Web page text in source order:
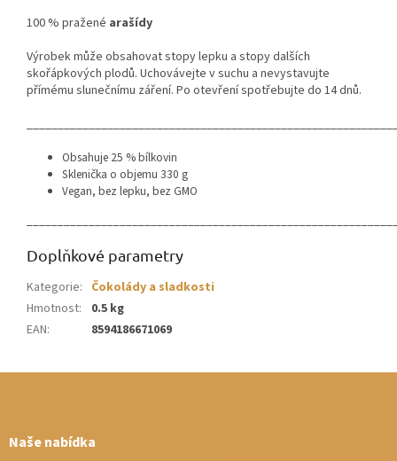
100 % pražené arašídy
Výrobek může obsahovat stopy lepku a stopy dalších
skořápkových plodů. Uchovávejte v suchu a nevystavujte
přímému slunečnímu záření. Po otevření spotřebujte do 14 dnů.
Obsahuje 25 % bílkovin
Sklenička o objemu 330 g
Vegan, bez lepku, bez GMO
Doplňkové parametry
Kategorie: Čokolády a sladkosti
Hmotnost:
0.5 kg
EAN: 8594186671069
Naše nabídka